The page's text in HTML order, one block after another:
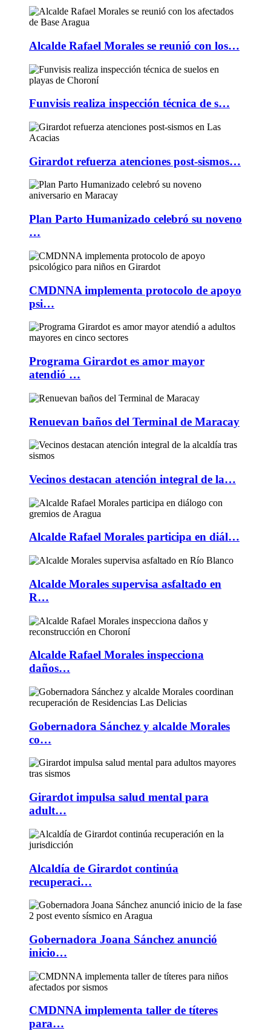
Alcalde Rafael Morales se reunió con los…
Funvisis realiza inspección técnica de s…
Girardot refuerza atenciones post-sismos…
Plan Parto Humanizado celebró su noveno
…
CMDNNA implementa protocolo de apoyo
psi…
Programa Girardot es amor mayor
atendió …
Renuevan baños del Terminal de Maracay
Vecinos destacan atención integral de la…
Alcalde Rafael Morales participa en diál…
Alcalde Morales supervisa asfaltado en
R…
Alcalde Rafael Morales inspecciona
daños…
Gobernadora Sánchez y alcalde Morales
co…
Girardot impulsa salud mental para
adult…
Alcaldía de Girardot continúa
recuperaci…
Gobernadora Joana Sánchez anunció
inicio…
CMDNNA implementa taller de títeres
para…